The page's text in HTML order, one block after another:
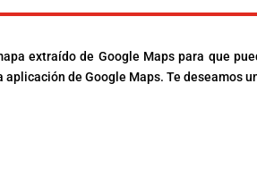
extraído de Google Maps para que
aplicación de Google Maps. Te deseamos